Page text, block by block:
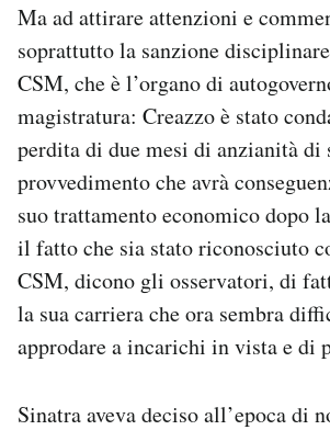
Ma ad attirare attenzioni e
soprattutto la sanzione
CSM, che è l’organo di
magistratura: Creazzo è stato
perdita di due mesi di anzianità di
provvedimento che avrà
suo trattamento economico dopo
il fatto che sia stato riconosciuto
CSM, dicono gli osservatori, di
la sua carriera che ora sembra
approdare a incarichi in vista e di
Sinatra aveva deciso all’epoca di